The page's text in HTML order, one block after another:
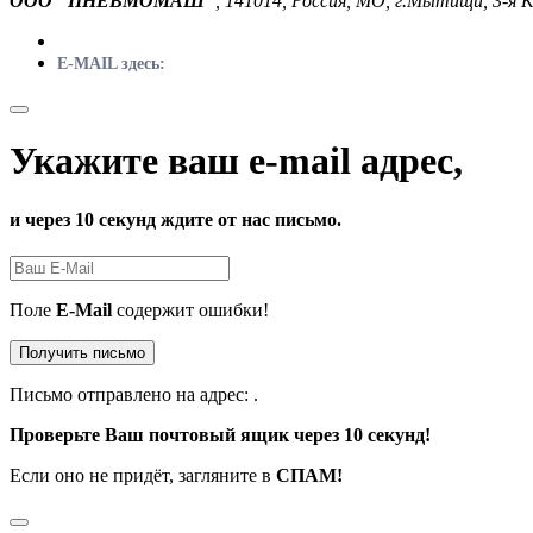
E-MAIL здесь:
Укажите ваш e-mail адрес,
и через 10 секунд ждите от нас письмо.
Поле E-Mail содержит ошибки!
Получить письмо
Письмо отправлено на адрес: .
Проверьте Ваш почтовый ящик через 10 секунд!
Если оно не придёт, загляните в СПАМ!